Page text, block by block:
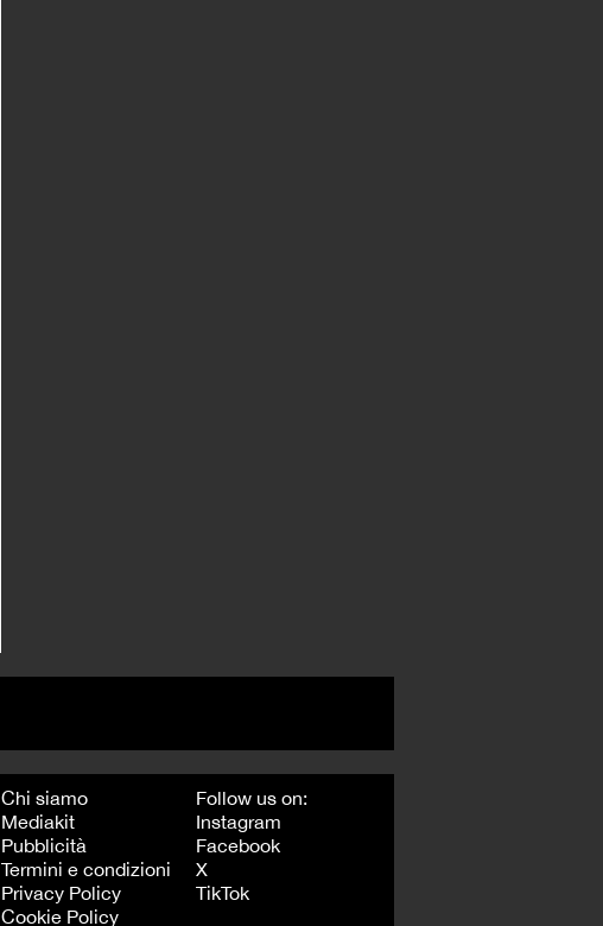
Chi siamo
Mediakit
Pubblicità
Termini e condizioni
Privacy Policy
Cookie Policy
Follow us on:
Instagram
Facebook
X
TikTok